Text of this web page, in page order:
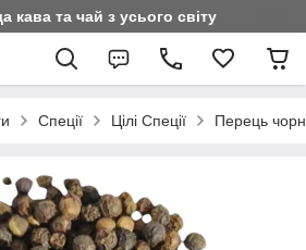
кава та чай з усього світу
Спеції Цілі Спеції Перець